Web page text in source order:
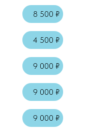
9 000 ₽
4 500 ₽
9 000 ₽
8 500 ₽
9 000 ₽